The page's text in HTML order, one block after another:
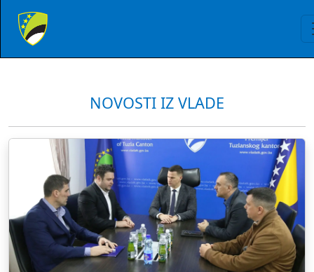
NOVOSTI IZ VLADE